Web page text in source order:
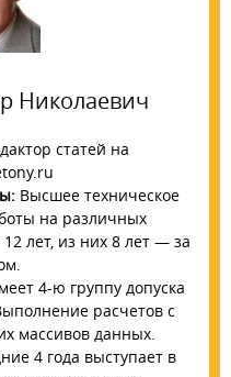
Николаевич
статей на
Высшее техническое
на различных
лет, из них 8 лет — за
4-ю группу допуска
расчетов с
массивов данных.
4 года выступает в